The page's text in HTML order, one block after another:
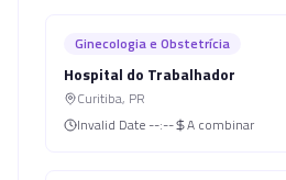
Ginecologia e Obstetrícia
Hospital do Trabalhador
Curitiba, PR
Invalid Date --:-- A combinar